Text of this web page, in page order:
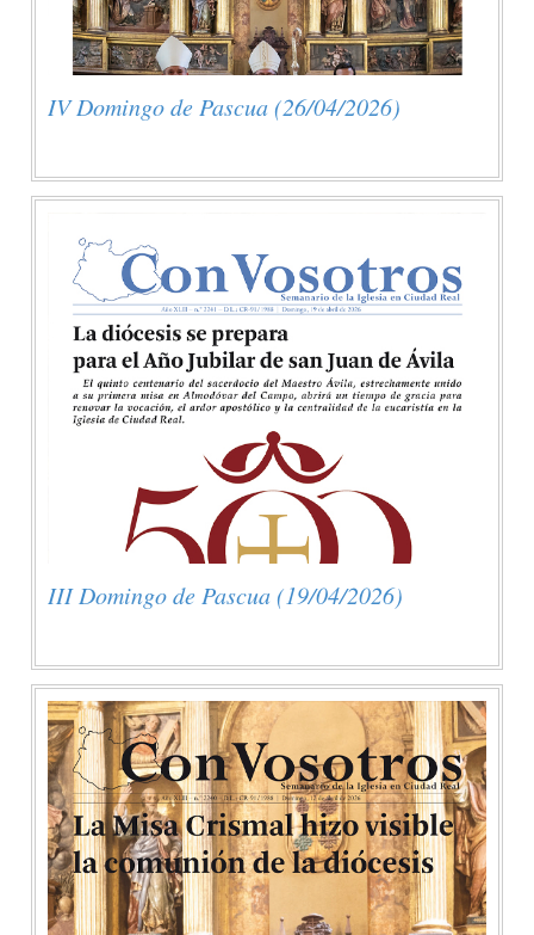
IV Domingo de Pascua (26/04/2026)
III Domingo de Pascua (19/04/2026)